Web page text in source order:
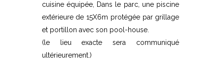
cuisine équipée, Dans le parc, une piscine
extérieure de 15X6m protégée par grillage
et portillon avec son pool-house.
(le lieu exacte sera communiqué
ultérieurement.)